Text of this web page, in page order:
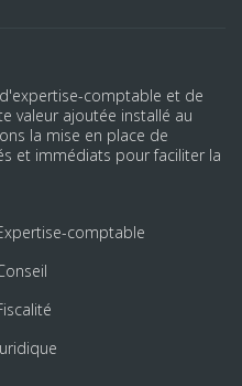
d'expertise-comptable et de
valeur ajoutée installé au
la mise en place de
et immédiats pour faciliter la
comptable